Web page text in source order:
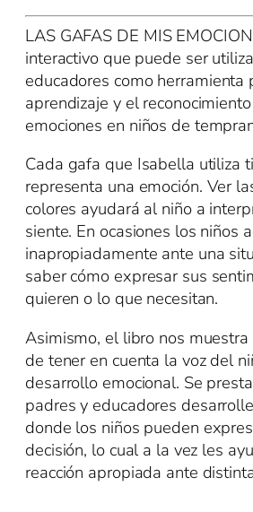
LAS GAFAS DE MIS
interactivo que puede ser
educadores como
aprendizaje y el
emociones en niños de
Cada gafa que Isabella utiliza
representa una emoción. Ver
colores ayudará al niño a
siente. En ocasiones los niños
inapropiadamente ante una
saber cómo expresar sus
quieren o lo que necesitan.
Asimismo, el libro nos
de tener en cuenta la voz del
desarrollo emocional. Se
padres y educadores
donde los niños pueden
decisión, lo cual a la vez les
reacción apropiada ante